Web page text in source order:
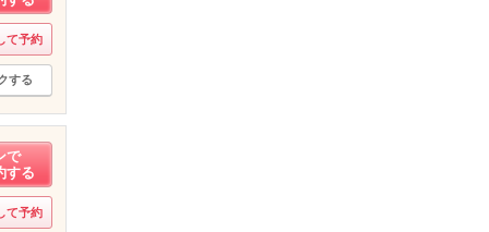
て予約
する
で
する
て予約